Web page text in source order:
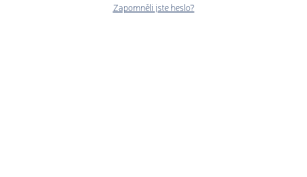
Zapomněli jste heslo?